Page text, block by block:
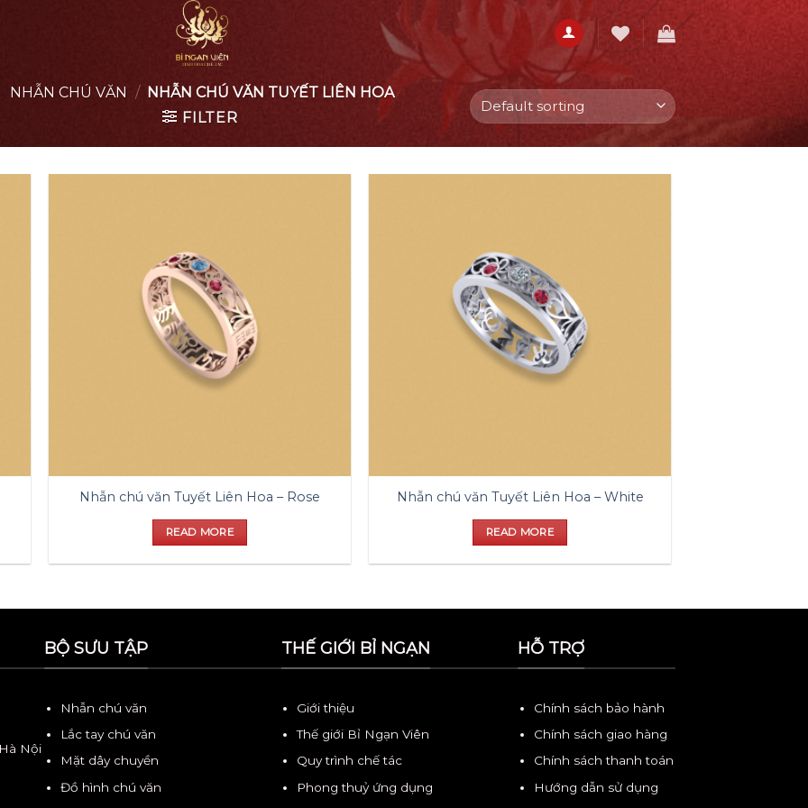
NHẪN CHÚ VĂN / NHẪN CHÚ VĂN TUYẾT LIÊN HOA
FILTER
Nhẫn chú văn Tuyết Liên Hoa – Rose
READ MORE
Nhẫn chú văn Tuyết Liên Hoa – White
READ MORE
Nội
BỘ SƯU TẬP
Nhẫn chú văn
Lắc tay chú văn
Mặt dây chuyền
Đồ hình chú văn
THẾ GIỚI BỈ NGẠN
Giới thiệu
Thế giới Bỉ Ngạn Viên
Quy trình chế tác
Phong thuỷ ứng dụng
HỖ TRỢ
Chính sách bảo hành
Chính sách giao hàng
Chính sách thanh toán
Hướng dẫn sử dụng